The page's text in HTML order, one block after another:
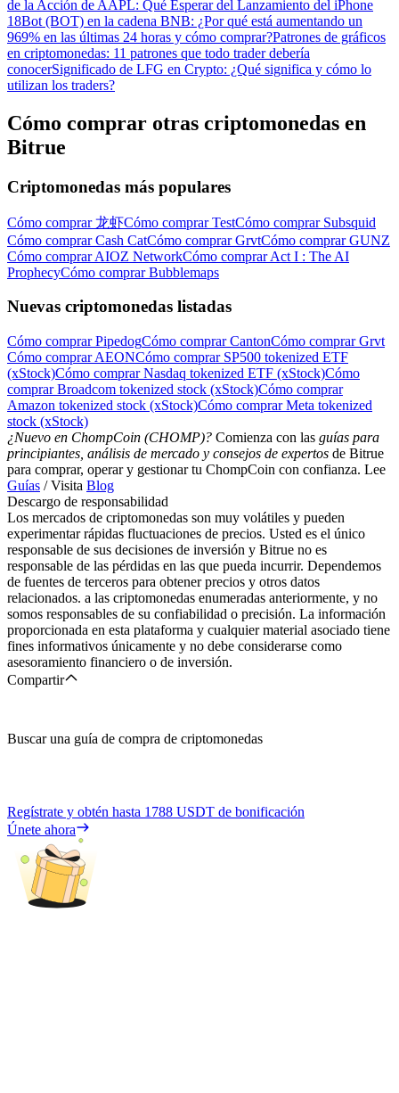
de la Acción de AAPL: Qué Esperar del Lanzamiento del iPhone
18Bot (BOT) en la cadena BNB: ¿Por qué está aumentando un
969% en las últimas 24 horas y cómo comprar?Patrones de gráficos
en criptomonedas: 11 patrones que todo trader debería
conocerSignificado de LFG en Crypto: ¿Qué significa y cómo lo
utilizan los traders?
Cómo comprar otras criptomonedas en
Bitrue
Criptomonedas más populares
Cómo comprar 龙虾Cómo comprar TestCómo comprar Subsquid
Cómo comprar Cash CatCómo comprar GrvtCómo comprar GUNZ
Cómo comprar AIOZ NetworkCómo comprar Act I : The AI
ProphecyCómo comprar Bubblemaps
Nuevas criptomonedas listadas
Cómo comprar PipedogCómo comprar CantonCómo comprar Grvt
Cómo comprar AEONCómo comprar SP500 tokenized ETF
(xStock)Cómo comprar Nasdaq tokenized ETF (xStock)Cómo
comprar Broadcom tokenized stock (xStock)Cómo comprar
Amazon tokenized stock (xStock)Cómo comprar Meta tokenized
stock (xStock)
¿Nuevo en ChompCoin (CHOMP)? Comienza con las guías para
principiantes, análisis de mercado y consejos de expertos de Bitrue
para comprar, operar y gestionar tu ChompCoin con confianza. Lee
Guías / Visita Blog
Descargo de responsabilidad
Los mercados de criptomonedas son muy volátiles y pueden
experimentar rápidas fluctuaciones de precios. Usted es el único
responsable de sus decisiones de inversión y Bitrue no es
responsable de las pérdidas en las que pueda incurrir. Dependemos
de fuentes de terceros para obtener precios y otros datos
relacionados. a las criptomonedas enumeradas anteriormente, y no
somos responsables de su confiabilidad o precisión. La información
proporcionada en esta plataforma y cualquier material asociado tiene
fines informativos únicamente y no debe considerarse como
asesoramiento financiero o de inversión.
Compartir
Buscar una guía de compra de criptomonedas
Regístrate y obtén hasta 1788 USDT de bonificación
Únete ahora